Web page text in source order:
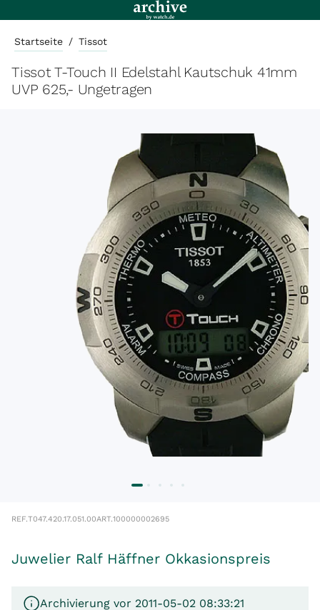
Startseite / Tissot
Tissot T-Touch II Edelstahl Kautschuk 41mm
UVP 625,- Ungetragen
REF.T047.420.17.051.00ART.100000002695
Juwelier Ralf Häffner Okkasionspreis
Archivierung vor 2011-05-02 08:33:21